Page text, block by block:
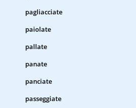
pagliacciate
paiolate
pallate
panate
panciate
passeggiate